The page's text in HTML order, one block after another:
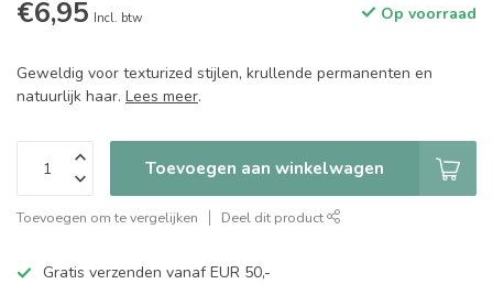
€6,95 Incl. btw Op voorraad
Geweldig voor texturized stijlen, krullende permanenten en
natuurlijk haar. Lees meer.
Toevoegen aan winkelwagen
Toevoegen om te vergelijken Deel dit product
Gratis verzenden vanaf EUR 50,-